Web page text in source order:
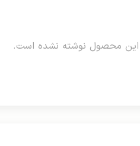
این محصول نوشته نشده است.